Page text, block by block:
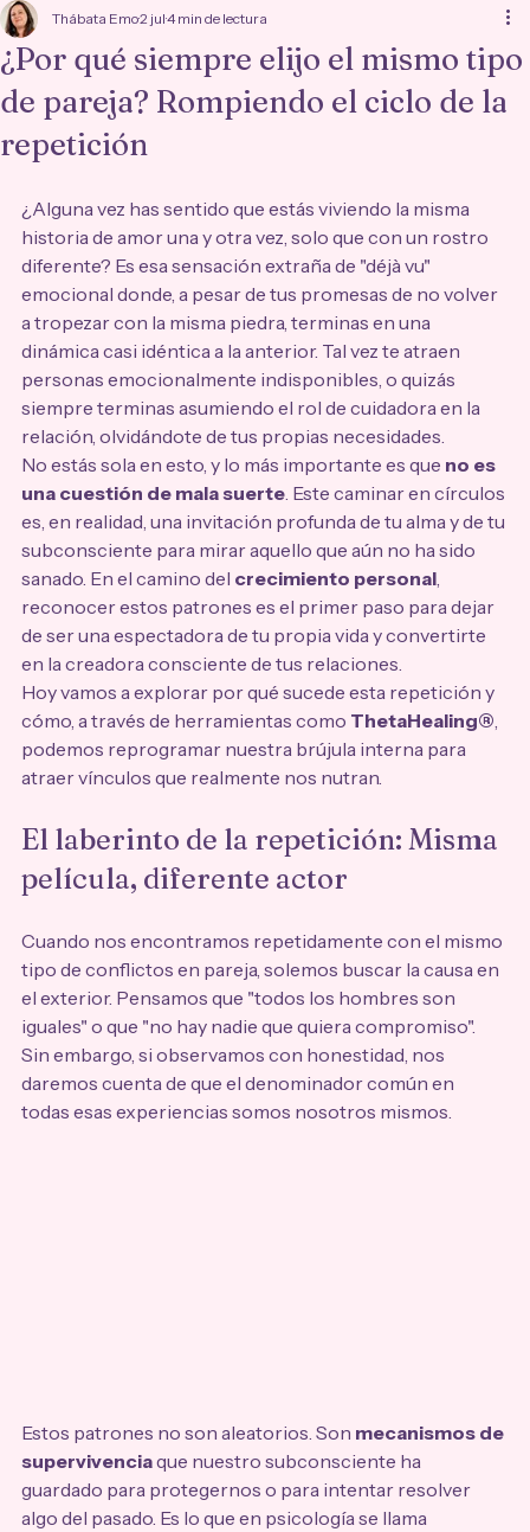
¿Por qué siempre elijo el mismo tipo
de pareja? Rompiendo el ciclo de la
repetición
Thábata Emo2 jul4 min de lectura
¿Alguna vez has sentido que estás viviendo la misma
historia de amor una y otra vez, solo que con un rostro
diferente? Es esa sensación extraña de "déjà vu"
emocional donde, a pesar de tus promesas de no volver
a tropezar con la misma piedra, terminas en una
dinámica casi idéntica a la anterior. Tal vez te atraen
personas emocionalmente indisponibles, o quizás
siempre terminas asumiendo el rol de cuidadora en la
relación, olvidándote de tus propias necesidades.
No estás sola en esto, y lo más importante es que no es
una cuestión de mala suerte. Este caminar en círculos
es, en realidad, una invitación profunda de tu alma y de tu
subconsciente para mirar aquello que aún no ha sido
sanado. En el camino del crecimiento personal,
reconocer estos patrones es el primer paso para dejar
de ser una espectadora de tu propia vida y convertirte
en la creadora consciente de tus relaciones.
Hoy vamos a explorar por qué sucede esta repetición y
cómo, a través de herramientas como ThetaHealing®,
podemos reprogramar nuestra brújula interna para
atraer vínculos que realmente nos nutran.
El laberinto de la repetición: Misma
película, diferente actor
Cuando nos encontramos repetidamente con el mismo
tipo de conflictos en pareja, solemos buscar la causa en
el exterior. Pensamos que "todos los hombres son
iguales" o que "no hay nadie que quiera compromiso".
Sin embargo, si observamos con honestidad, nos
daremos cuenta de que el denominador común en
todas esas experiencias somos nosotros mismos.
Estos patrones no son aleatorios. Son mecanismos de
supervivencia que nuestro subconsciente ha
guardado para protegernos o para intentar resolver
algo del pasado. Es lo que en psicología se llama